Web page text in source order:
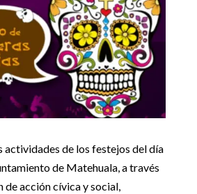
EN CONCURSO DE CALAVERAS
actividades de los festejos del día
de Matehuala, a través
de acción cívica y social,